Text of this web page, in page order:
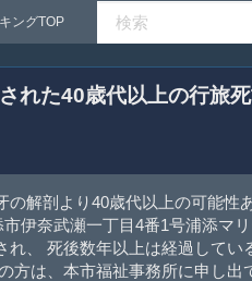
ングTOP
れた40歳代以上の行旅
解剖より40歳代以上の可能性
伊奈武瀬一丁目4番1号浦添
、 死後数年以上は経過して
は、本市福祉事務所に申し出